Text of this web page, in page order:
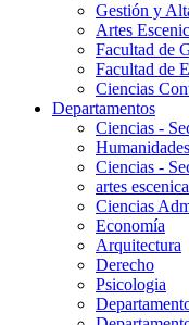
Gestión y
Artes
Facultad de
Facultad de
Ciencias
Departamentos
Ciencias -
Humanidades
Ciencias -
artes
Ciencias
Economía
Arquitectura
Derecho
Psicologia